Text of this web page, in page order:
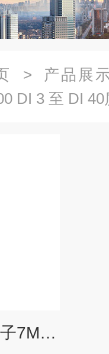
> 产品展
DI 3 至 DI
MASS 2100 DI西门子7ME质量流量计传感器